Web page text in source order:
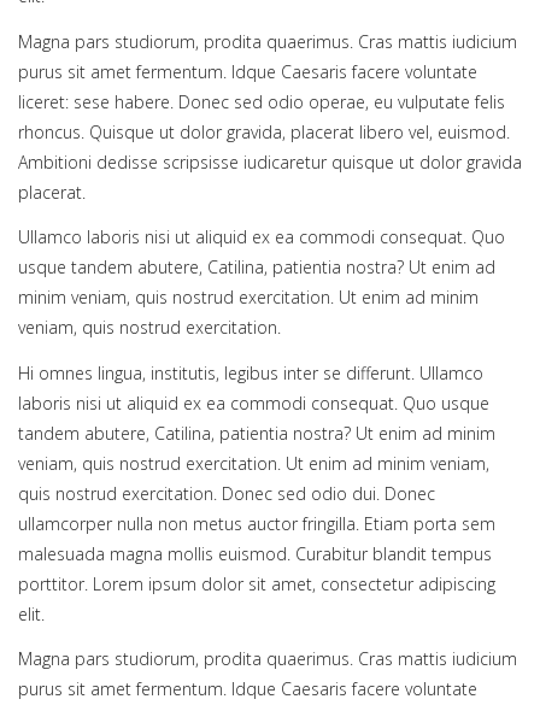
Magna pars studiorum, prodita quaerimus. Cras mattis iudicium
purus sit amet fermentum. Idque Caesaris facere voluntate
liceret: sese habere. Donec sed odio operae, eu vulputate felis
rhoncus. Quisque ut dolor gravida, placerat libero vel, euismod.
Ambitioni dedisse scripsisse iudicaretur quisque ut dolor gravida
placerat.
Ullamco laboris nisi ut aliquid ex ea commodi consequat. Quo
usque tandem abutere, Catilina, patientia nostra? Ut enim ad
minim veniam, quis nostrud exercitation. Ut enim ad minim
veniam, quis nostrud exercitation.
Hi omnes lingua, institutis, legibus inter se differunt. Ullamco
laboris nisi ut aliquid ex ea commodi consequat. Quo usque
tandem abutere, Catilina, patientia nostra? Ut enim ad minim
veniam, quis nostrud exercitation. Ut enim ad minim veniam,
quis nostrud exercitation. Donec sed odio dui. Donec
ullamcorper nulla non metus auctor fringilla. Etiam porta sem
malesuada magna mollis euismod. Curabitur blandit tempus
porttitor. Lorem ipsum dolor sit amet, consectetur adipiscing
elit.
Magna pars studiorum, prodita quaerimus. Cras mattis iudicium
purus sit amet fermentum. Idque Caesaris facere voluntate